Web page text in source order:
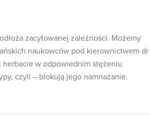
zacytowanej zależności. Możemy
naukowców pod kierownictwem dr
w odpowiednim stężeniu
czyli – blokują jego namnażanie.